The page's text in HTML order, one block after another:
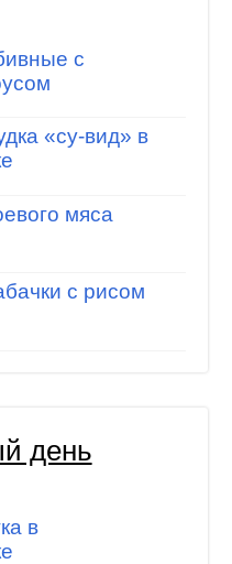
с
«су-вид» в
мяса
с рисом
день
в